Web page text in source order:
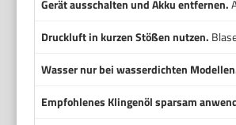
Gerät ausschalten und Akku entfernen.
Druckluft in kurzen Stößen nutzen.
Wasser nur bei wasserdichten
Empfohlenes Klingenöl sparsam